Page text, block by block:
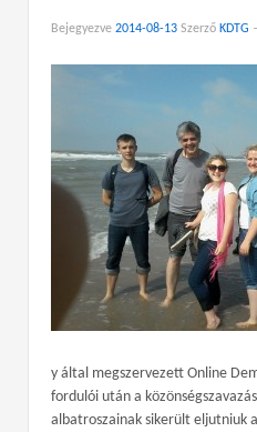
Bejegyezve 2014-08-13 Szerző KDTG
y által megszervezett Online
fordulói után a
albatroszainak sikerült eljutniuk